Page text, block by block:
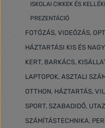
ISKOLAI CIKKEK ÉS
PREZENTÁCIÓ
FOTÓZÁS, VIDEÓZÁS,
HÁZTARTÁSI KIS ÉS
KERT, BARKÁCS,
LAPTOPOK, ASZTALI
OTTHON, HÁZTARTÁS,
SPORT, SZABADIDŐ,
SZÁMÍTÁSTECHNIKA,